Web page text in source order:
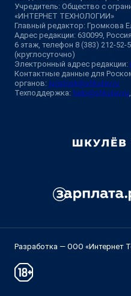
Учредитель: Общество с
«ИНТЕРНЕТ ТЕХНОЛОГИИ»
Главный редактор: Громкова
Адрес редакции: 630099,
6 этаж, телефон 8 (383) 212-52-
(круглосуточно)
Электронный адрес редакции:
Контактные данные для
органов: juristnsk@shkulev.ru
Техподдержка: help@shkulev.ru
Разработка — ООО «Интернет